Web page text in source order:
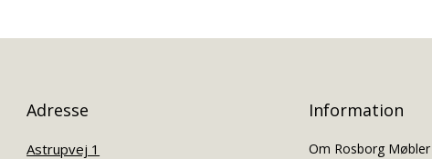
Adresse
Astrupvej 1
Information
Om Rosborg Møbler